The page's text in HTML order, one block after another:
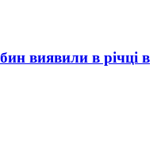
виявили в річці в